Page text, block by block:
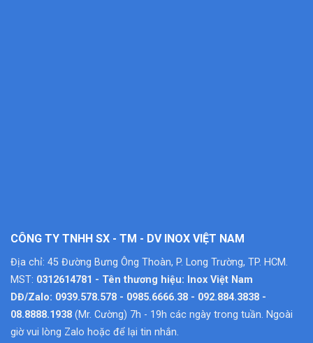
CÔNG TY TNHH SX - TM - DV INOX VIỆT NAM
Địa chỉ: 45 Đường Bưng Ông Thoàn, P. Long Trường, TP. HCM.
MST: 0312614781 - Tên thương hiệu: Inox Việt Nam
DĐ/Zalo: 0939.578.578 - 0985.6666.38 - 092.884.3838 -
08.8888.1938 (Mr. Cường) 7h - 19h các ngày trong tuần. Ngoài
giờ vui lòng Zalo hoặc để lại tin nhắn.